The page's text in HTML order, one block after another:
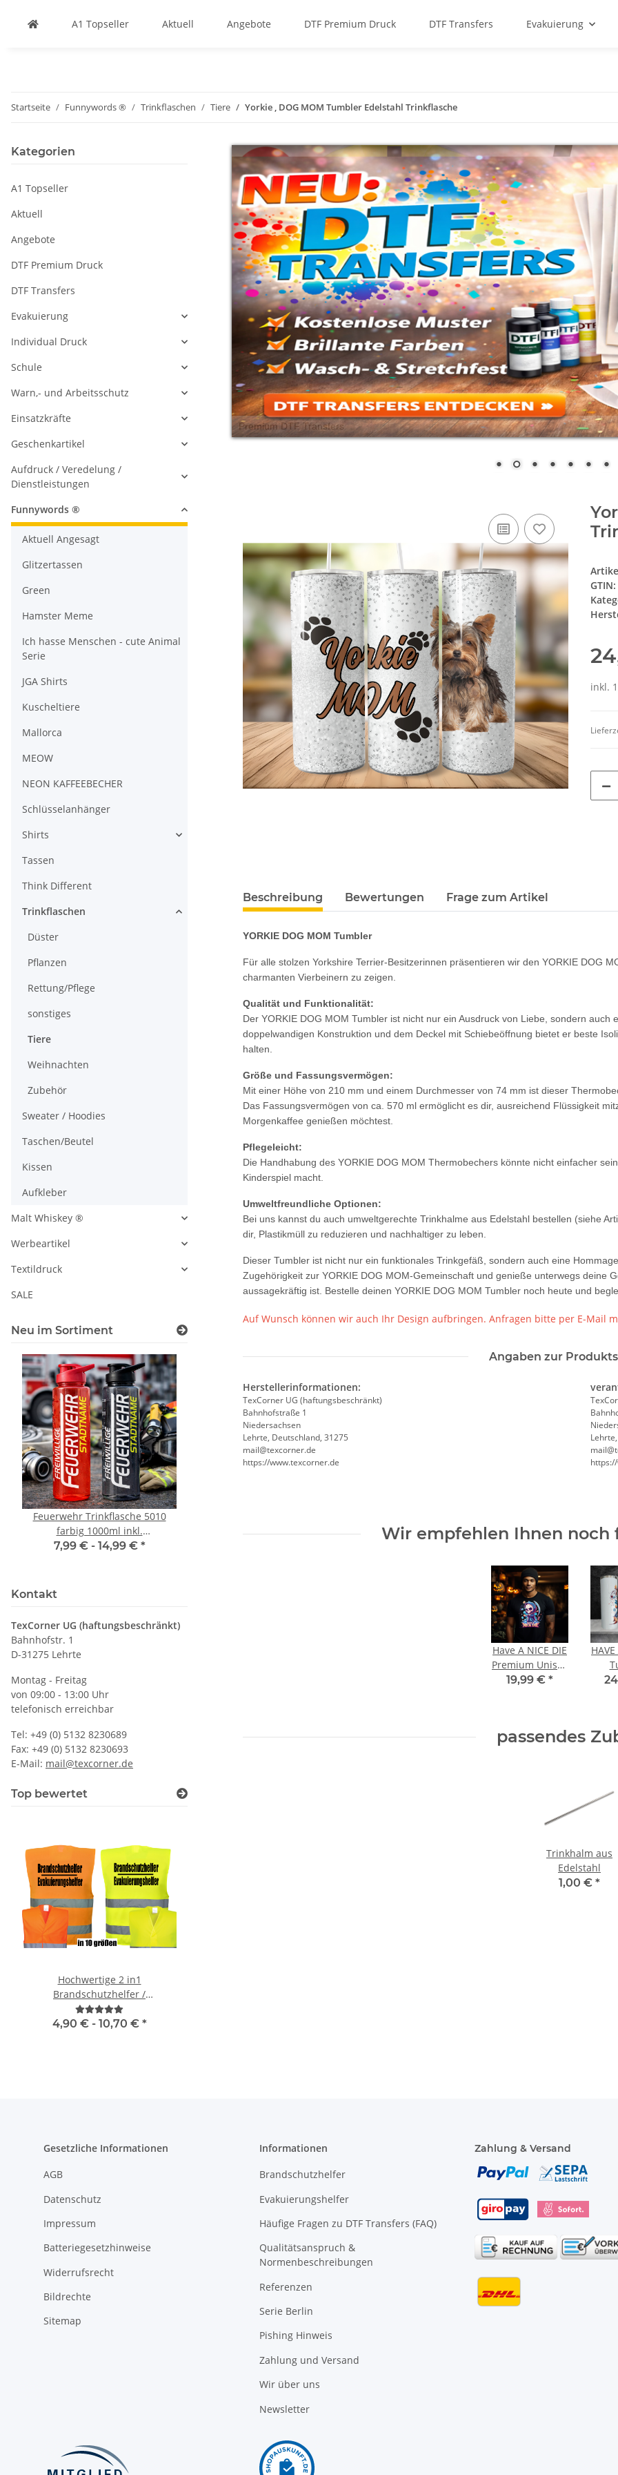
A1 Topseller Aktuell Angebote DTF Premium Druck DTF Transfers Evakuierung
Startseite Funnywords ® Trinkflaschen Tiere Yorkie , DOG MOM Tumbler Edelstahl Trinkflasche
GTIN:
inkl.
Beschreibung Bewertungen Frage zum Artikel
YORKIE DOG MOM Tumbler
Für alle stolzen Yorkshire Terrier-Besitzerinnen präsentieren wir den YORKIE DOG
charmanten Vierbeinern zu zeigen.
Qualität und Funktionalität:
Der YORKIE DOG MOM Tumbler ist nicht nur ein Ausdruck von Liebe, sondern
doppelwandigen Konstruktion und dem Deckel mit Schiebeöffnung bietet er beste
halten.
Größe und Fassungsvermögen:
Mit einer Höhe von 210 mm und einem Durchmesser von 74 mm ist dieser
Das Fassungsvermögen von ca. 570 ml ermöglicht es dir, ausreichend Flüssigkeit
Morgenkaffee genießen möchtest.
Pflegeleicht:
Die Handhabung des YORKIE DOG MOM Thermobechers könnte nicht einfacher
Kinderspiel macht.
Umweltfreundliche Optionen:
Bei uns kannst du auch umweltgerechte Trinkhalme aus Edelstahl bestellen (siehe
dir, Plastikmüll zu reduzieren und nachhaltiger zu leben.
Dieser Tumbler ist nicht nur ein funktionales Trinkgefäß, sondern auch eine
Zugehörigkeit zur YORKIE DOG MOM-Gemeinschaft und genieße unterwegs deine
aussagekräftig ist. Bestelle deinen YORKIE DOG MOM Tumbler noch heute und
Auf Wunsch können wir auch Ihr Design aufbringen. Anfragen bitte per E-Mail
Angaben zur
Herstellerinformationen:
TexCorner UG (haftungsbeschränkt)
Bahnhofstraße 1
Niedersachsen
Lehrte, Deutschland, 31275
mail@texcorner.de
https://www.texcorner.de
Wir empfehlen Ihnen noch
Have A NICE DIE
Premium Unisex
T-Shirt
19,99 € *
passendes
Trinkhalm aus
Edelstahl
1,00 € *
Kategorien
A1 Topseller
Aktuell
Angebote
DTF Premium Druck
DTF Transfers
Evakuierung
Individual Druck
Schule
Warn,- und Arbeitsschutz
Einsatzkräfte
Geschenkartikel
Aufdruck / Veredelung /
Dienstleistungen
Funnywords ®
Aktuell Angesagt
Glitzertassen
Green
Hamster Meme
Ich hasse Menschen - cute Animal
Serie
JGA Shirts
Kuscheltiere
Mallorca
MEOW
NEON KAFFEEBECHER
Schlüsselanhänger
Shirts
Tassen
Think Different
Trinkflaschen
Düster
Pflanzen
Rettung/Pflege
sonstiges
Tiere
Weihnachten
Zubehör
Sweater / Hoodies
Taschen/Beutel
Kissen
Aufkleber
Malt Whiskey ®
Werbeartikel
Textildruck
SALE
Neu im Sortiment
Feuerwehr Trinkflasche 5010
farbig 1000ml inkl.
Wunschnamen
7,99 € - 14,99 € *
Premium B&C Inspire #190
Piktogramm Warnweste auch mit
vielen Taschen S-3XL
11,17 €
farbig
Kontakt
TexCorner UG (haftungsbeschränkt)
Bahnhofstr. 1
D-31275 Lehrte
Montag - Freitag
von 09:00 - 13:00 Uhr
telefonisch erreichbar
Tel: +49 (0) 5132 8230689
Fax: +49 (0) 5132 8230693
E-Mail: mail@texcorner.de
Top bewertet
Hochwertige 2 in1
Brandschutzhelfer /
Evakuierungshelfer Warnweste
in 10 größen
4,90 € - 10,70 € *
Gesetzliche Informationen
AGB
Datenschutz
Impressum
Batteriegesetzhinweise
Widerrufsrecht
Bildrechte
Sitemap
Informationen
Brandschutzhelfer
Evakuierungshelfer
Häufige Fragen zu DTF Transfers (FAQ)
Qualitätsanspruch &
Normenbeschreibungen
Referenzen
Serie Berlin
Pishing Hinweis
Zahlung und Versand
Wir über uns
Newsletter
Zahlung & Versand